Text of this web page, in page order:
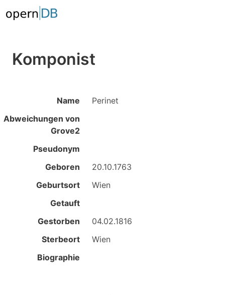
Komponist
Name
Perinet
Abweichungen von
Grove2
Pseudonym
Geboren
20.10.1763
Geburtsort
Wien
Getauft
Gestorben
04.02.1816
Sterbeort
Wien
Biographie